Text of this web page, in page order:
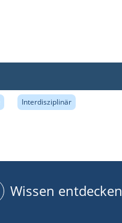
Interdisziplinär
Wissen entdecken